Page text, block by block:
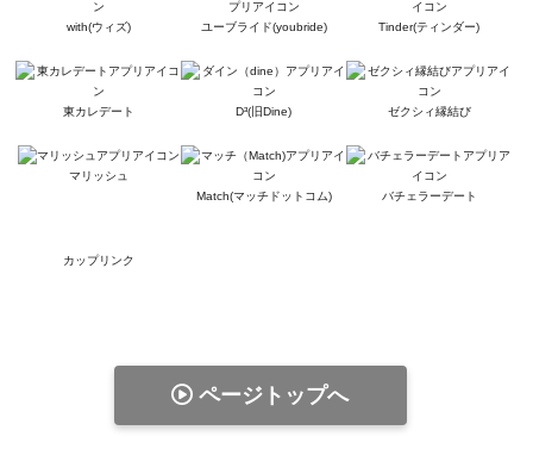
with(ウィズ) ユーブライド(youbride) Tinder(ティンダー)
東カレデート D³(旧Dine) ゼクシィ縁結び
マリッシュ
Match(マッチドットコム)
バチェラーデート
カップリンク
ページトップへ